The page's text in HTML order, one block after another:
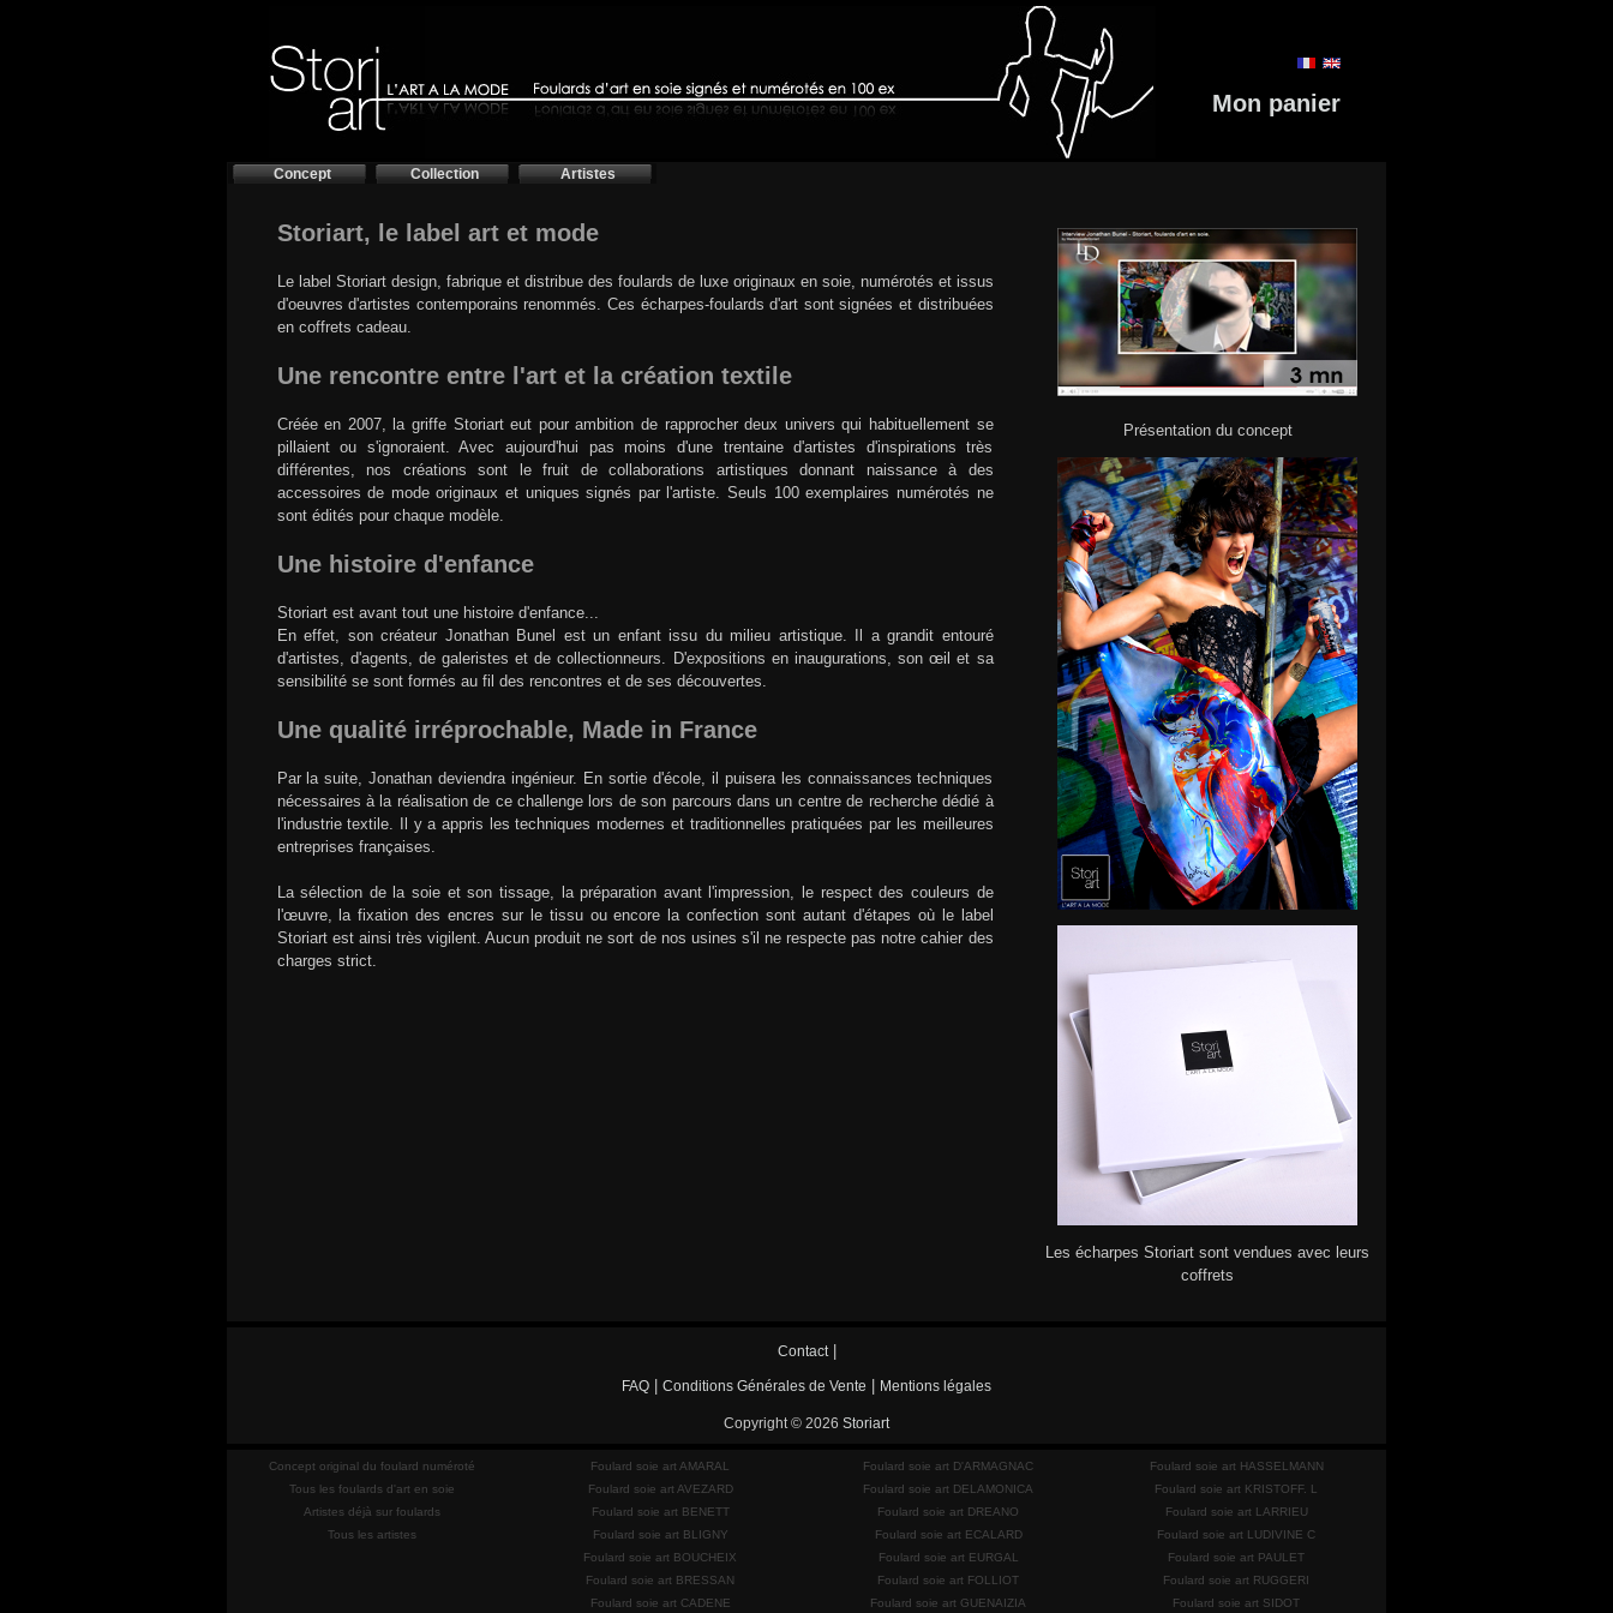
Mon panier
Concept Collection Artistes
Storiart, le label art et mode
Le label Storiart design, fabrique et distribue des foulards de luxe originaux en soie, numérotés et issus
d'oeuvres d'artistes contemporains renommés. Ces écharpes-foulards d'art sont signées et distribuées
en coffrets cadeau.
Une rencontre entre l'art et la création textile
Créée en 2007, la griffe Storiart eut pour ambition de rapprocher deux univers qui habituellement se
pillaient ou s'ignoraient. Avec aujourd'hui pas moins d'une trentaine d'artistes d'inspirations très
différentes, nos créations sont le fruit de collaborations artistiques donnant naissance à des
accessoires de mode originaux et uniques signés par l'artiste. Seuls 100 exemplaires numérotés ne
sont édités pour chaque modèle.
Une histoire d'enfance
Storiart est avant tout une histoire d'enfance...
En effet, son créateur Jonathan Bunel est un enfant issu du milieu artistique. Il a grandit entouré
d'artistes, d'agents, de galeristes et de collectionneurs. D'expositions en inaugurations, son œil et sa
sensibilité se sont formés au fil des rencontres et de ses découvertes.
Une qualité irréprochable, Made in France
Par la suite, Jonathan deviendra ingénieur. En sortie d'école, il puisera les connaissances techniques
nécessaires à la réalisation de ce challenge lors de son parcours dans un centre de recherche dédié à
l'industrie textile. Il y a appris les techniques modernes et traditionnelles pratiquées par les meilleures
entreprises françaises.
La sélection de la soie et son tissage, la préparation avant l'impression, le respect des couleurs de
l'œuvre, la fixation des encres sur le tissu ou encore la confection sont autant d'étapes où le label
Storiart est ainsi très vigilent. Aucun produit ne sort de nos usines s'il ne respecte pas notre cahier des
charges strict.
Présentation du concept
Les écharpes Storiart sont vendues avec leurs
coffrets
Contact|
FAQ Conditions Générales de Vente Mentions légales
Copyright © 2026 Storiart
Concept original du foulard numéroté
Tous les foulards d'art en soie
Artistes déjà sur foulards
Tous les artistes
Foulard soie art AMARAL
Foulard soie art AVEZARD
Foulard soie art BENETT
Foulard soie art BLIGNY
Foulard soie art BOUCHEIX
Foulard soie art BRESSAN
Foulard soie art CADENE
Foulard soie art D'ARMAGNAC
Foulard soie art DELAMONICA
Foulard soie art DREANO
Foulard soie art ECALARD
Foulard soie art EURGAL
Foulard soie art FOLLIOT
Foulard soie art GUENAIZIA
Foulard soie art HASSELMANN
Foulard soie art KRISTOFF. L
Foulard soie art LARRIEU
Foulard soie art LUDIVINE C
Foulard soie art PAULET
Foulard soie art RUGGERI
Foulard soie art SIDOT